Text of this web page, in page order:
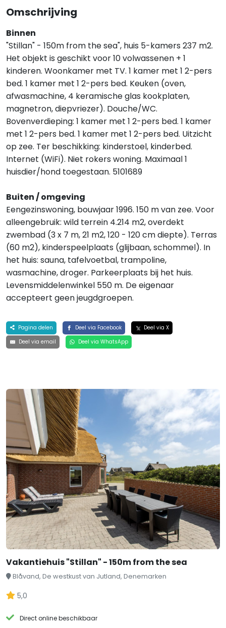
Omschrijving
Binnen
"Stillan" - 150m from the sea", huis 5-kamers 237 m2.
Het objekt is geschikt voor 10 volwassenen + 1
kinderen. Woonkamer met TV. 1 kamer met 1 2-pers
bed. 1 kamer met 1 2-pers bed. Keuken (oven,
afwasmachine, 4 keramische glas kookplaten,
magnetron, diepvriezer). Douche/WC.
Bovenverdieping: 1 kamer met 1 2-pers bed. 1 kamer
met 1 2-pers bed. 1 kamer met 1 2-pers bed. Uitzicht
op zee. Ter beschikking: kinderstoel, kinderbed.
Internet (WiFi). Niet rokers woning. Maximaal 1
huisdier/hond toegestaan. 5101689
Buiten / omgeving
Eengezinswoning, bouwjaar 1996. 150 m van zee. Voor
alleengebruik: wild terrein 4.214 m2, overdekt
zwembad (3 x 7 m, 21 m2, 120 - 120 cm diepte). Terras
(60 m2), kinderspeelplaats (glijbaan, schommel). In
het huis: sauna, tafelvoetbal, trampoline,
wasmachine, droger. Parkeerplaats bij het huis.
Levensmiddelenwinkel 550 m. De eigenaar
accepteert geen jeugdgroepen.
Pagina delen Deel via Facebook
Deel via X
Deel via email
Deel via WhatsApp
Vakantiehuis "Stillan" - 150m from the sea
Blåvand, De westkust van Jutland, Denemarken
5,0
Direct online beschikbaar